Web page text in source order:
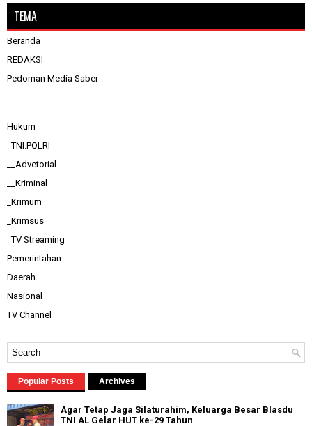
TEMA
Beranda
REDAKSI
Pedoman Media Saber
Hukum
_TNI.POLRI
__Advetorial
__Kriminal
_Krimum
_Krimsus
_TV Streaming
Pemerintahan
Daerah
Nasional
TV Channel
Popular Posts Archives
Agar Tetap Jaga Silaturahim, Keluarga Besar Blasdu
TNI AL Gelar HUT ke-29 Tahun